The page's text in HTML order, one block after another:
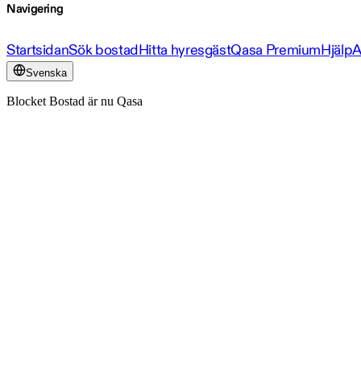
Navigering
StartsidanSök bostadHitta hyresgästQasa PremiumHjälp
Svenska
Blocket Bostad är nu Qasa